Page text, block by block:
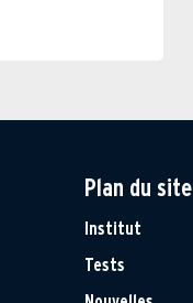
Plan du site
Institut
Tests